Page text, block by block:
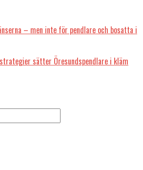
– men inte för pendlare och bosatta i
sätter Öresundspendlare i kläm